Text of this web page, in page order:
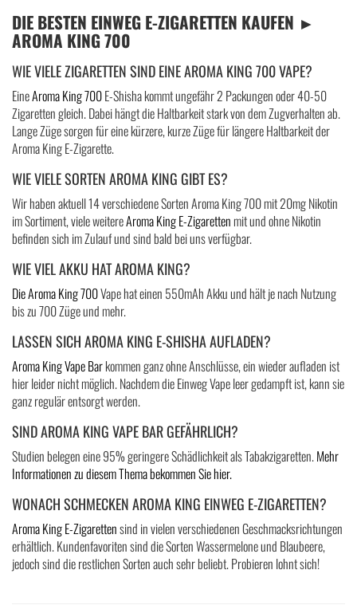
DIE BESTEN EINWEG E-ZIGARETTEN KAUFEN ►
AROMA KING 700
WIE VIELE ZIGARETTEN SIND EINE AROMA KING 700 VAPE?
EineAroma King 700E-Shisha kommt ungefähr 2 Packungen oder 40-50
Zigaretten gleich. Dabei hängt die Haltbarkeit stark von dem Zugverhalten ab.
Lange Züge sorgen für eine kürzere, kurze Züge für längere Haltbarkeit der
Aroma King E-Zigarette.
WIE VIELE SORTEN AROMA KING GIBT ES?
Wir haben aktuell 14 verschiedene Sorten Aroma King 700 mit 20mg Nikotin
im Sortiment, viele weitereAroma King E-Zigaretten mit und ohne Nikotin
befinden sich im Zulauf und sind bald bei uns verfügbar.
WIE VIEL AKKU HAT AROMA KING?
Die Aroma King 700Vape hat einen 550mAh Akku und hält je nach Nutzung
bis zu 700 Züge und mehr.
LASSEN SICH AROMA KING E-SHISHA AUFLADEN?
Aroma King Vape Barkommen ganz ohne Anschlüsse, ein wieder aufladen ist
hier leider nicht möglich. Nachdem die Einweg Vape leer gedampft ist, kann sie
ganz regulär entsorgt werden.
SIND AROMA KING VAPE BAR GEFÄHRLICH?
Studien belegen eine 95% geringere Schädlichkeit als Tabakzigaretten.Mehr
Informationen zu diesem Thema bekommen Sie hier.
WONACH SCHMECKEN AROMA KING EINWEG E-ZIGARETTEN?
Aroma King E-Zigarettensind in vielen verschiedenen Geschmacksrichtungen
erhältlich. Kundenfavoriten sind die Sorten Wassermelone und Blaubeere,
jedoch sind die restlichen Sorten auch sehr beliebt. Probieren lohnt sich!